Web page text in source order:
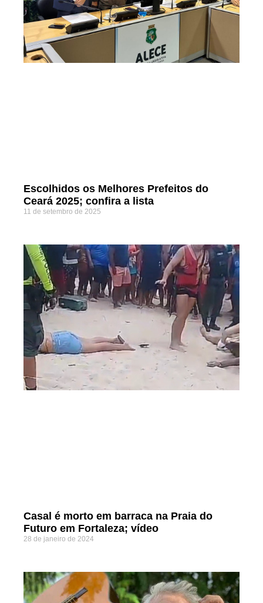
Escolhidos os Melhores Prefeitos do
Ceará 2025; confira a lista
11 de setembro de 2025
Casal é morto em barraca na Praia do
Futuro em Fortaleza; vídeo
28 de janeiro de 2024